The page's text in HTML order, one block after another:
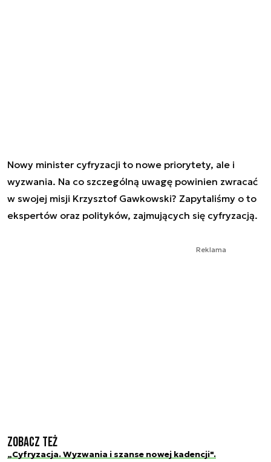
Nowy minister cyfryzacji to nowe priorytety, ale i
wyzwania. Na co szczególną uwagę powinien zwracać
w swojej misji Krzysztof Gawkowski? Zapytaliśmy o to
ekspertów oraz polityków, zajmujących się cyfryzacją.
Reklama
Zobacz też
„Cyfryzacja. Wyzwania i szanse nowej kadencji".